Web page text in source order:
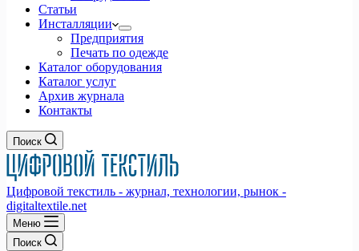
Статьи
Инсталляции
Предприятия
Печать по одежде
Каталог оборудования
Каталог услуг
Архив журнала
Контакты
Поиск
Цифровой текстиль - журнал, технологии, рынок -
digitaltextile.net
Меню
Поиск